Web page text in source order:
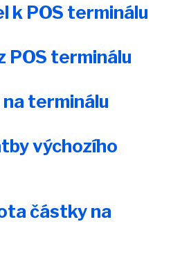
k POS terminálu
POS terminálu
terminálu
výchozího
částky na